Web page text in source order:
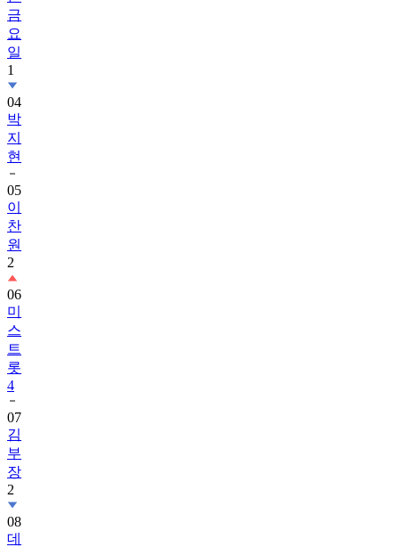
금
요
일
1
04
박
지
현
05
이
찬
원
2
06
미
스
트
롯
4
07
김
부
장
2
08
데